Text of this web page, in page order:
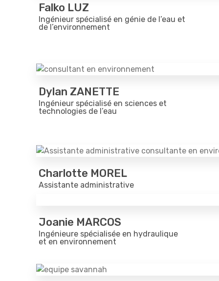
Falko LUZ
Ingénieur spécialisé en génie de l’eau et
de l’environnement
Dylan ZANETTE
Ingénieur spécialisé en sciences et
technologies de l’eau
Charlotte MOREL
Assistante administrative
Joanie MARCOS
Ingénieure spécialisée en hydraulique
et en environnement